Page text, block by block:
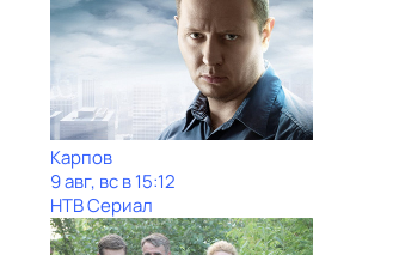
Карпов
9 авг, вс в 15:12
НТВ Сериал